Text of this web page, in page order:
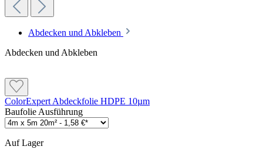
Abdecken und Abkleben
Abdecken und Abkleben
ColorExpert Abdeckfolie HDPE 10µm
Baufolie Ausführung
Auf Lager